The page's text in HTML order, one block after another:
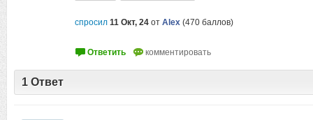
спросил 11 Окт, 24 от Alex (470 баллов)
1 Ответ